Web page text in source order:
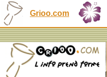
Grioo.com